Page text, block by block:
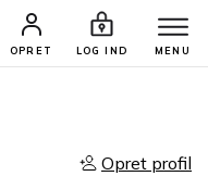
OPRET LOG IND MENU
Opret profil